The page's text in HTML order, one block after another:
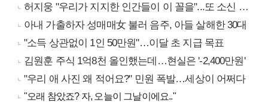
허지웅 "우리가 지지한 인간들이 이 꼴을"...또 소신 발언
아내 가출하자 성매매女 불러 음주, 아들 살해한 30대
"소득 상관없이 1인 50만원"…이달 초 지급 목표
김원훈 주식 1억8천 올인했는데…현실은 '-2,400만원'
"우리 애 사진 왜 적어요?" 민원 폭발…세상이 어쩌다
"오래 참았죠? 자, 오늘이 그날이에요.."